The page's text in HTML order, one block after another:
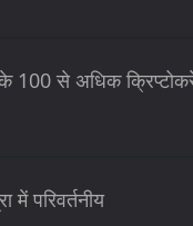
100 से अधिक
परिवर्तनीय